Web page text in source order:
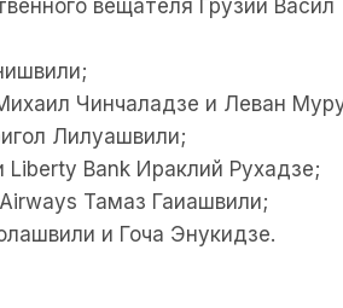
вещателя Грузии Васил
Чинчаладзе и Леван
Лилуашвили;
Liberty Bank Ираклий Рухадзе;
Тамаз Гаиашвили;
и Гоча Энукидзе.